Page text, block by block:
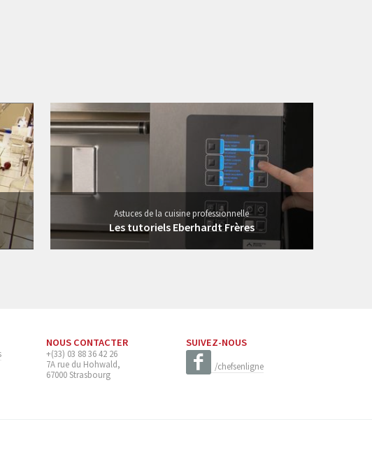
Astuces de la cuisine professionnelle
Les tutoriels Eberhardt Frères
NOUS CONTACTER
+(33) 03 88 36 42 26
7A rue du Hohwald,
67000 Strasbourg
SUIVEZ-NOUS
/chefsenligne